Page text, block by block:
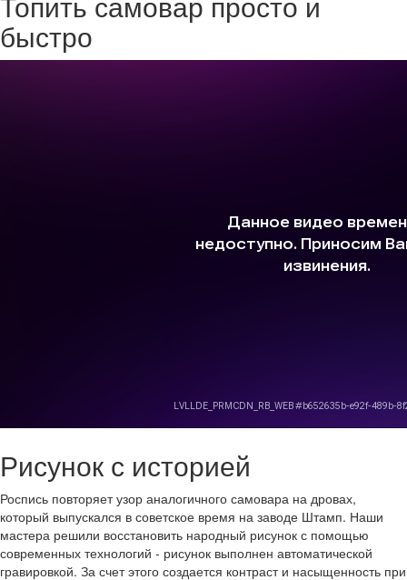
быстро
Рисунок с историей
Роспись повторяет узор аналогичного самовара на дровах,
который выпускался в советское время на заводе Штамп. Наши
мастера решили восстановить народный рисунок с помощью
современных технологий - рисунок выполнен автоматической
гравировкой. За счет этого создается контраст и насыщенность при